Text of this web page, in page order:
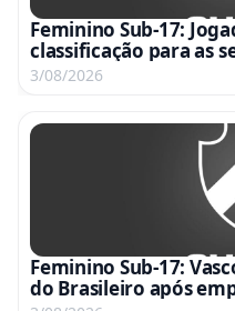
Feminino Sub-17:
classificação para as
vídeo emocionante
3/08/2026
Feminino Sub-17:
do Brasileiro após